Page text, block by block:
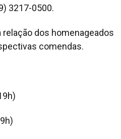
3217-0500.
dos homenageados
comendas.